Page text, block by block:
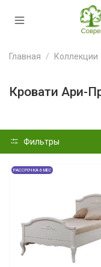
Главная Коллекции
Кровати Ари-
Фильтры
РАССРОЧКА 6 МЕС